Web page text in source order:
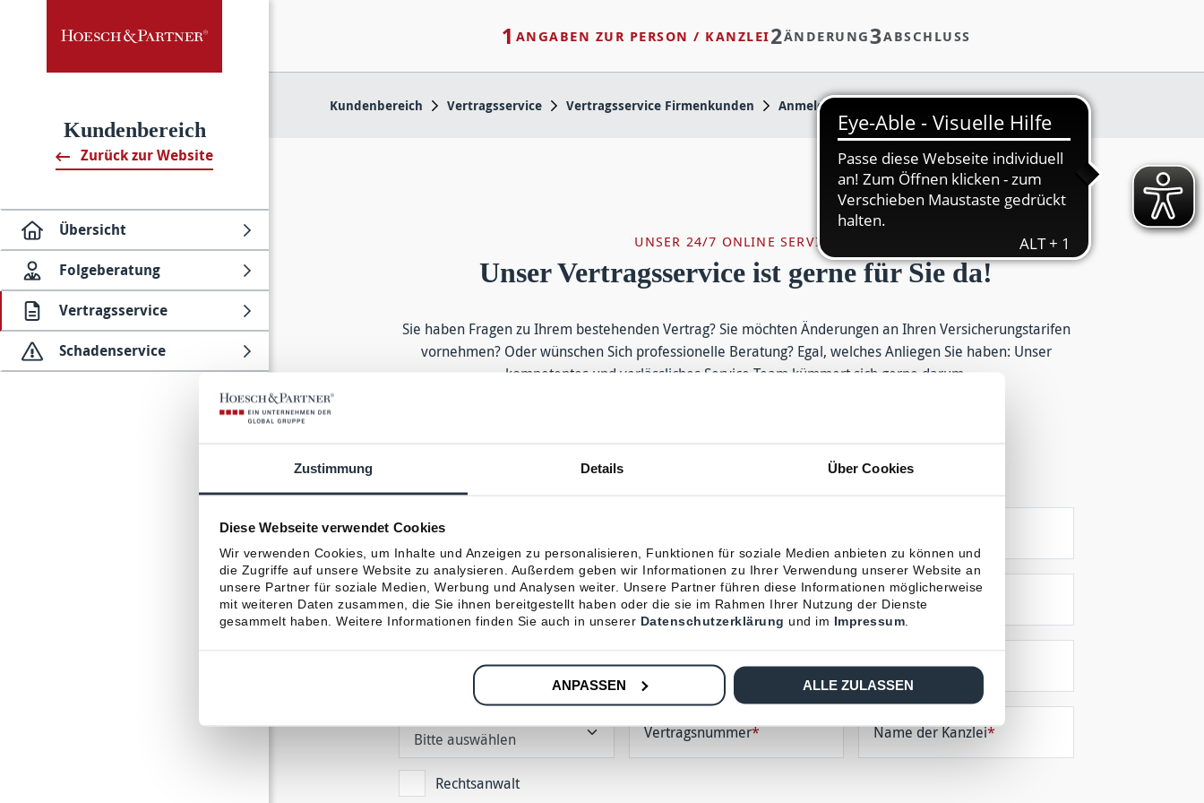
Zustimmung Details Über Cookies
Diese Webseite verwendet Cookies
Wir verwenden Cookies, um Inhalte und Anzeigen zu personalisieren, Funktionen für soziale Medien anbieten zu können und
die Zugriffe auf unsere Website zu analysieren. Außerdem geben wir Informationen zu Ihrer Verwendung unserer Website an
unsere Partner für soziale Medien, Werbung und Analysen weiter. Unsere Partner führen diese Informationen möglicherweise
mit weiteren Daten zusammen, die Sie ihnen bereitgestellt haben oder die sie im Rahmen Ihrer Nutzung der Dienste
gesammelt haben. Weitere Informationen finden Sie auch in unserer Datenschutzerklärung und im Impressum
ANPASSEN ALLE ZULASSEN
Kundenbereich
Zurück zur Website
Übersicht
Folge­beratung
Vertragsservice
Schadenservice
Kundenbereich Vertragsservice Vertragsservice Firmenkunden Anmeldung Kanzlei
UNSER 24/7 ONLINE SERVICE
Unser Vertragsservice ist gerne für Sie da!
Sie haben Fragen zu Ihrem bestehenden Vertrag? Sie möchten Änderungen an Ihren Versicherungstarifen
vornehmen? Oder wünschen Sich professionelle Beratung? Egal, welches Anliegen Sie haben: Unser
kompetentes und verlässliches Service-Team kümmert sich gerne darum.
1 ANGABEN ZUR PERSON / KANZLEI2ÄNDERUNG3ABSCHLUSS
Angaben zu Ihrer Person / Kanzlei
Titel
Straße * Nummer* PLZ* Ort*
Mobil E-Mail*
Vertragsnummer* Name der Kanzlei*
Rechtsanwalt